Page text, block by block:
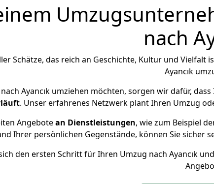
nach
Schätze, das reich an Geschichte, Kultur und Vielfalt
Ayancık
Ayancık umziehen möchten, sorgen wir dafür,
. Unser erfahrenes Netzwerk plant Ihren Umzug
Angebotean Dienstleistungen, wie zum Beispiel
Ihrer persönlichen Gegenstände, können Sie sicher
den ersten Schritt für Ihren Umzug nach Ayancık und